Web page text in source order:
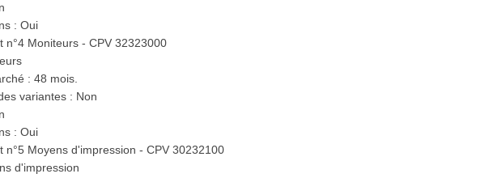
: Oui
n°4 Moniteurs - CPV 32323000
: 48 mois.
variantes : Non
: Oui
n°5 Moyens d'impression - CPV 30232100
d'impression